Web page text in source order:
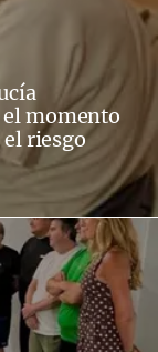
el momento
riesgo